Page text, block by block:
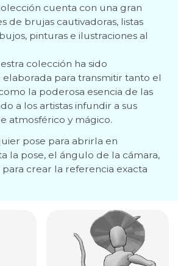
cuenta con una gran
de brujas cautivadoras, listas
pinturas e ilustraciones al
colección ha sido
para transmitir tanto el
la poderosa esencia de las
a los artistas infundir a sus
atmosférico y mágico.
pose para abrirla en
la pose, el ángulo de la cámara,
para crear la referencia exacta